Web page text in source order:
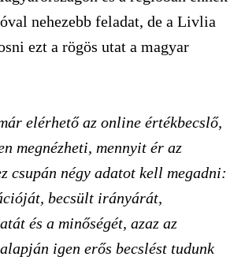
nehezebb feladat, de a Livlia
ezt a rögös utat a magyar
elérhető az online értékbecslő,
megnézheti, mennyit ér az
csupán négy adatot kell megadni:
becsült irányárát,
és a minőségét, azaz az
igen erős becslést tudunk